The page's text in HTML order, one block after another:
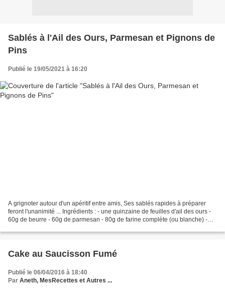
Sablés à l'Ail des Ours, Parmesan et Pignons de
Pins
Publié le 19/05/2021 à 16:20
A grignoter autour d'un apéritif entre amis, Ses sablés rapides à préparer
feront l'unanimité ... Ingrédients : - une quinzaine de feuilles d'ail des ours -
60g de beurre - 60g de parmesan - 80g de farine complète (ou blanche) -
Cake au Saucisson Fumé
Publié le 06/04/2016 à 18:40
Par Aneth, MesRecettes et Autres ...